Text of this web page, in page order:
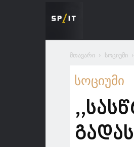
მთავარი სოციუმი
სოციუმი